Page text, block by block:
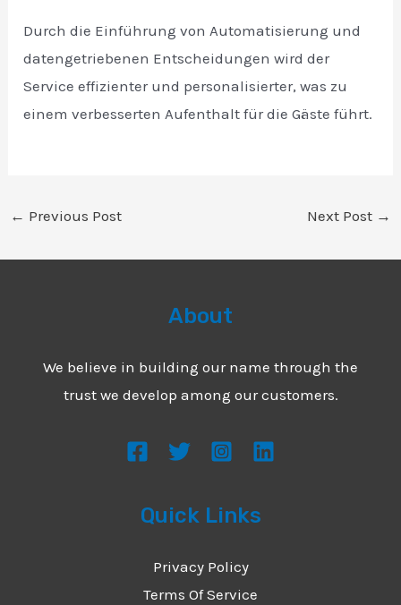
Durch die Einführung von Automatisierung und
datengetriebenen Entscheidungen wird der
Service effizienter und personalisierter, was zu
einem verbesserten Aufenthalt für die Gäste führt.
← Previous Post Next Post →
About
We believe in building our name through the
trust we develop among our customers.
Quick Links
Privacy Policy
Terms Of Service